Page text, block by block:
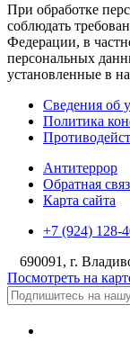
При обработке
соблюдать
Федерации, в
персональных
установленные в
Сведения об
Политика
Антитеррор
Обратная
Карта сайта
+7 (924) 128-
690091, г.
Посмотреть на